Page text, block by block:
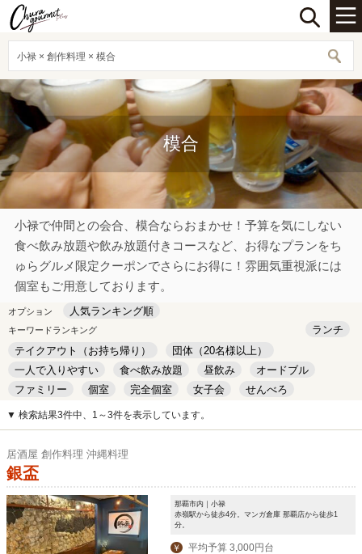
小禄 × 創作料理 × 模合
模合
小禄で仲間との会合、模合ならおまかせ！予算を気にしない
食べ飲み放題や飲み放題付きコースなど、お得なプランをち
ゅらグルメ限定クーポンでさらにお得に！雰囲気重視派には
個室もご用意しております。
オプション 人気ランキング順
キーワードランキング
ランチ
テイクアウト（お持ち帰り）
団体（20名様以上）
一人で入りやすい
食べ飲み放題 昼飲み
オードブル
ファミリー
個室 完全個室 女子会
せんべろ
キッズルーム
安い デート
▼ 検索結果3件中、1～3件を表示しています。
居酒屋 創作料理 沖縄料理
銀盃
那覇市内｜小禄
赤嶺駅から徒歩4分。マンガ倉庫 那覇店から徒歩1
分。
￥ 平均予算 3,000円台